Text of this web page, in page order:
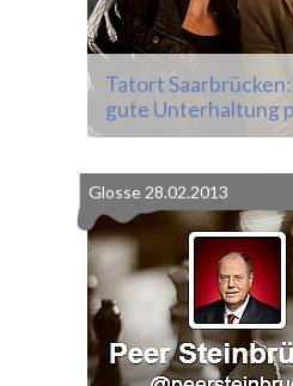
Tatort
gute Unterhaltung
Glosse 28.02.2013